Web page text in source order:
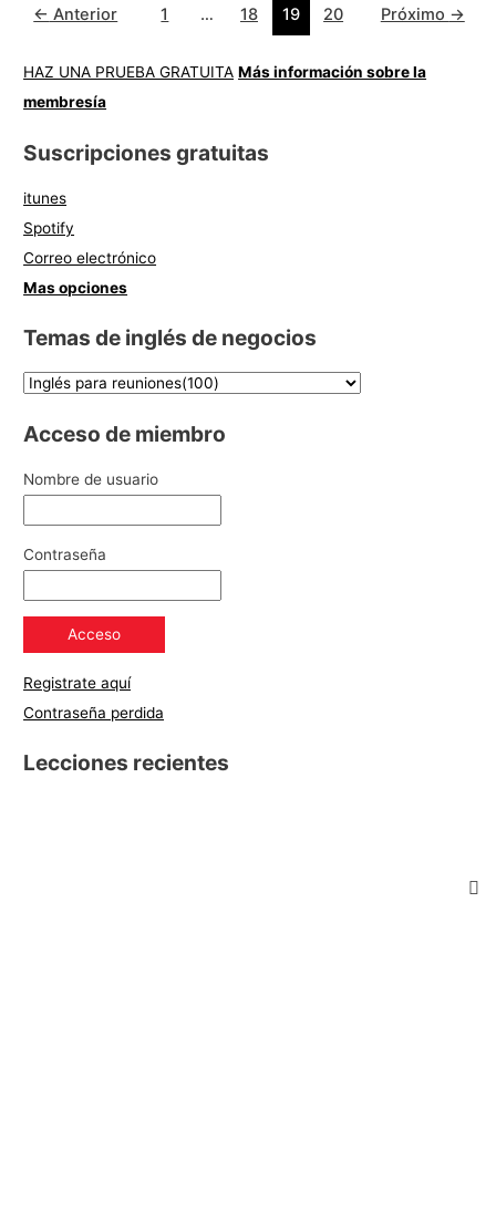
← Anterior 1 … 18 19 20 Próximo →
HAZ UNA PRUEBA GRATUITA Más información sobre la
membresía
Suscripciones gratuitas
itunes
Spotify
Correo electrónico
Mas opciones
Temas de inglés de negocios
Acceso de miembro
Nombre de usuario
Contraseña
Registrate aquí
Contraseña perdida
Lecciones recientes